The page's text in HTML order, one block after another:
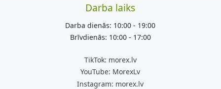
Darba laiks
Darba dienās: 10:00 - 19:00
Brīvdienās: 10:00 - 17:00
TikTok: morex.lv
YouTube: MorexLv
Instagram: morex.lv